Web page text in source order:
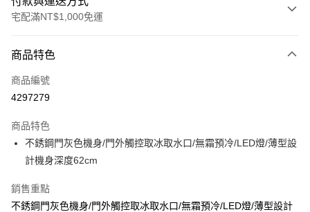
宅配滿NT$1,000免運
信用卡一次付款
LINE Pay
悠遊付
ATM付款
運送方式
商品特色
商品編號
4297279
商品特色
不銹鋼門灰色機身/門外觸控取冰取水口/無霜預冷/LED燈/薄型設
計機身深度62cm
銷售重點
不銹鋼門灰色機身/門外觸控取冰取水口/無霜預冷/LED燈/薄型設計